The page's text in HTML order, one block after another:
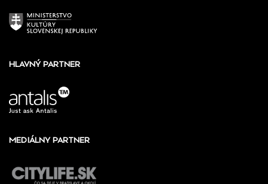
HLAVNÝ PARTNER
MEDIÁLNY PARTNER